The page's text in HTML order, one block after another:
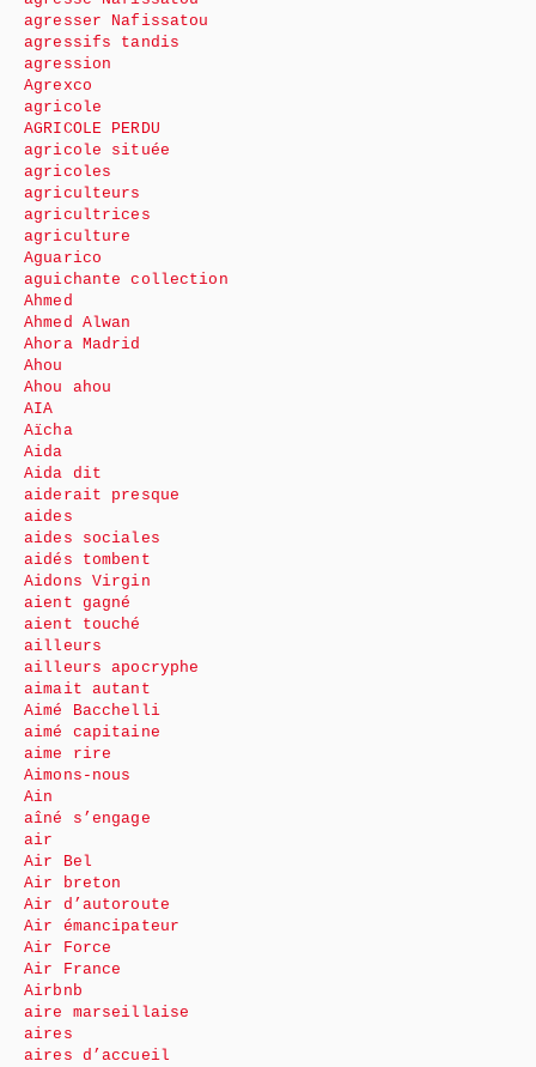
agresser Nafissatou
agressifs tandis
agression
Agrexco
agricole
AGRICOLE PERDU
agricole située
agricoles
agriculteurs
agricultrices
agriculture
Aguarico
aguichante collection
Ahmed
Ahmed Alwan
Ahora Madrid
Ahou
Ahou ahou
AIA
Aïcha
Aida
Aida dit
aiderait presque
aides
aides sociales
aidés tombent
Aidons Virgin
aient gagné
aient touché
ailleurs
ailleurs apocryphe
aimait autant
Aimé Bacchelli
aimé capitaine
aime rire
Aimons-nous
Ain
aîné s’engage
air
Air Bel
Air breton
Air d’autoroute
Air émancipateur
Air Force
Air France
Airbnb
aire marseillaise
aires
aires d’accueil